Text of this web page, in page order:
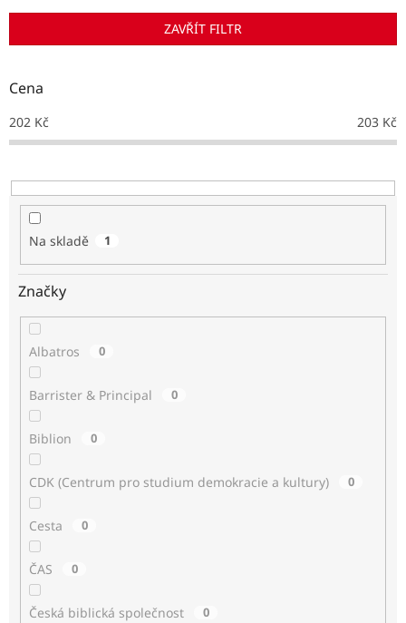
r
d
k
t
ZAVŘÍT FILTR
Cena
202 Kč 203 Kč
Na skladě 1
Značky
Albatros 0
Barrister & Principal 0
Biblion 0
CDK (Centrum pro studium demokracie a kultury) 0
Cesta 0
ČAS 0
Česká biblická společnost 0